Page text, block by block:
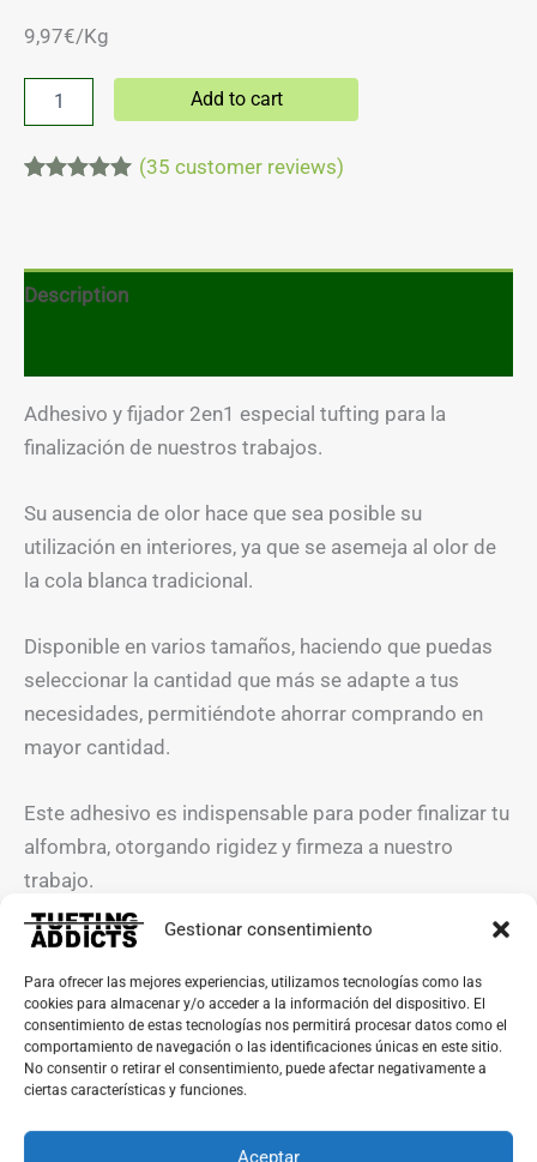
Gestionar consentimiento
Para ofrecer las mejores experiencias, utilizamos tecnologías como las
cookies para almacenar y/o acceder a la información del dispositivo. El
consentimiento de estas tecnologías nos permitirá procesar datos como el
comportamiento de navegación o las identificaciones únicas en este sitio.
No consentir o retirar el consentimiento, puede afectar negativamente a
ciertas características y funciones.
Aceptar
9,97€/Kg
Add to cart
ratings
(35 customer reviews)
Description
Adhesivo y fijador 2en1 especial tufting para la
finalización de nuestros trabajos.
Su ausencia de olor hace que sea posible su
utilización en interiores, ya que se asemeja al olor de
la cola blanca tradicional.
Disponible en varios tamaños, haciendo que puedas
seleccionar la cantidad que más se adapte a tus
necesidades, permitiéndote ahorrar comprando en
mayor cantidad.
Este adhesivo es indispensable para poder finalizar tu
alfombra, otorgando rigidez y firmeza a nuestro
trabajo.
Aconsejamos su aplicación con una espátula, ya que
el material se extenderá con mayor facilidad y
podremos aprovecharlo mejor. Siempre manipular
con guantes ya que estamos ante un producto muy
viscoso y de difícil limpieza. En caso necesario aplicar